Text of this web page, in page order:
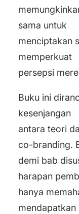
sama untuk
menciptakan
memperkuat
persepsi
Buku ini
kesenjangan
antara teori
co-branding.
demi bab
harapan
hanya
mendapatkan